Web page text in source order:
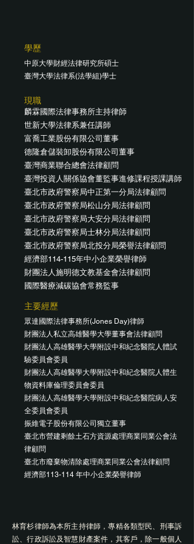
​學歷
中原大學財經法律研究所碩士
臺灣大學法律系(法學組)學士
​現職
麟霖國際法律事務所主持律師
世新大學法律系兼任講師
富喬工業股份有限公司董事
德隆倉儲裝卸股份有限公司董事
臺灣商業聯合總會法律顧問
臺灣投資人關係協會董監事進修課程授課講師
臺北市政府警察局中正第一分局法律顧問
臺北市政府警察局松山分局法律顧問
​臺北市政府警察局大安分局法律顧問
臺北市政府警察局士林分局法律顧問
​臺北市政府警察局北投分局榮譽法律顧問
經濟部114-115年中小企業榮譽律師
​財團法人施明德文教基金會法律顧問
​國際醫療減碳協會常務監事
主要經歷
眾達國際法律事務所(Jones Day)律師
財團法人私立高雄醫學大學董事會法律顧問
財團法人高雄醫學大學附設中和紀念醫院人體試
驗委員會委員
財團法人高雄醫學大學附設中和紀念醫院人體生
物資料庫倫理委員會委員
財團法人高雄醫學大學附設中和紀念醫院病人安
全委員會委員
振維電子股份有限公司獨立董事
臺北市營建剩餘土石方資源處理商業同業公會法
律顧問
臺北市廢棄物清除處理商業同業公會法律顧問
經濟部113-114 年中小企業榮譽律師
林育杉律師為本所主持律師，專精各類型民、刑事訴
訟、行政訴訟及智慧財產案件，其客戶，除一般個人